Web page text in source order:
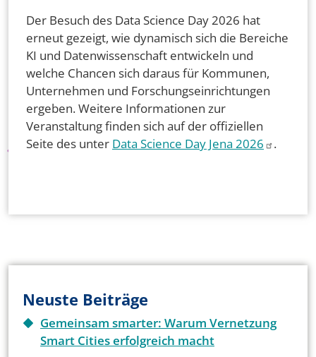
Der Besuch des Data Science Day 2026 hat
erneut gezeigt, wie dynamisch sich die Bereiche
KI und Datenwissenschaft entwickeln und
welche Chancen sich daraus für Kommunen,
Unternehmen und Forschungseinrichtungen
ergeben. Weitere Informationen zur
Veranstaltung finden sich auf der offiziellen
Seite des unter Data Science Day Jena 2026 .
Neuste Beiträge
Gemeinsam smarter: Warum Vernetzung
Smart Cities erfolgreich macht